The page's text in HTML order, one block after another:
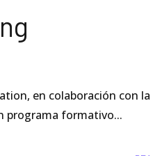
en colaboración con la
programa formativo...